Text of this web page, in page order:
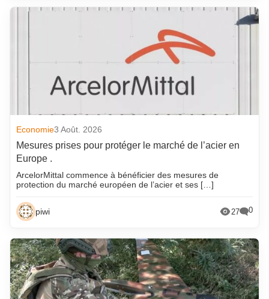
Economie3 Août. 2026
Mesures prises pour protéger le marché de l’acier en
Europe .
ArcelorMittal commence à bénéficier des mesures de
protection du marché européen de l’acier et ses […]
piwi 27 0